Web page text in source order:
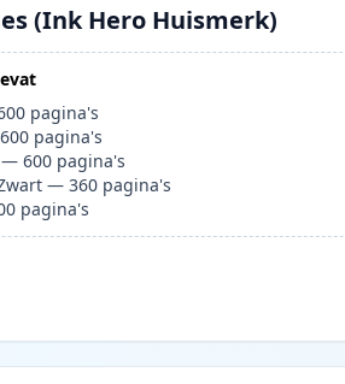
(Ink Hero Huismerk)
pagina's
600 pagina's
—600 pagina's
—360 pagina's
pagina's